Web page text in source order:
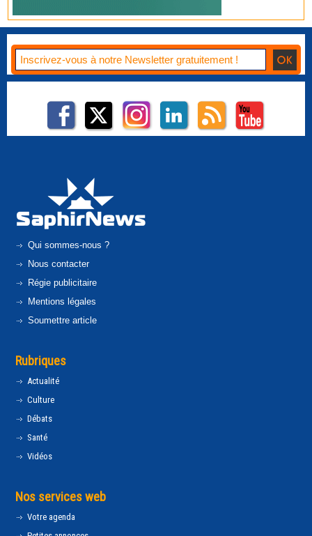
Qui sommes-nous ?
Nous contacter
Régie publicitaire
Mentions légales
Soumettre article
Rubriques
Actualité
Culture
Débats
Santé
Vidéos
Nos services web
Votre agenda